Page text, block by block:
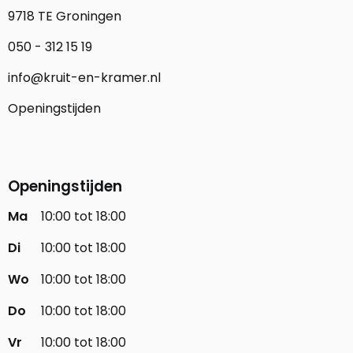
9718 TE Groningen
050 - 312 15 19
info@kruit-en-kramer.nl
Openingstijden
Openingstijden
Ma
10:00 tot 18:00
Di
10:00 tot 18:00
Wo
10:00 tot 18:00
Do
10:00 tot 18:00
Vr
10:00 tot 18:00